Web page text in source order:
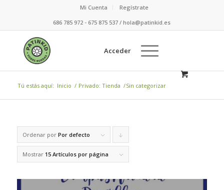
Mi Cuenta
Regístrate
686 785 972 - 675 875 537 / hola@patinkid.es
Acceder
Tú estás aquí: Inicio / Privado: Tienda /Sin categorizar
Ordenar por Por defecto
de
Mostrar 15 Artículos por página